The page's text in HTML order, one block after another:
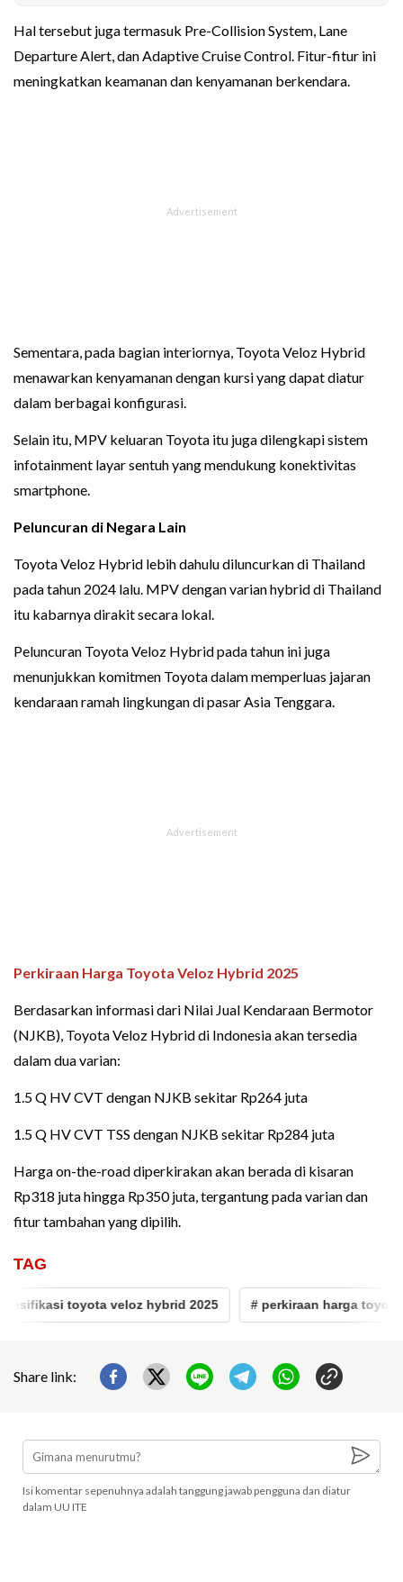
Hal tersebut juga termasuk Pre-Collision System, Lane
Departure Alert, dan Adaptive Cruise Control. Fitur-fitur ini
meningkatkan keamanan dan kenyamanan berkendara.
Sementara, pada bagian interiornya, Toyota Veloz Hybrid
menawarkan kenyamanan dengan kursi yang dapat diatur
dalam berbagai konfigurasi.
Selain itu, MPV keluaran Toyota itu juga dilengkapi sistem
infotainment layar sentuh yang mendukung konektivitas
smartphone.
Peluncuran di Negara Lain
Toyota Veloz Hybrid lebih dahulu diluncurkan di Thailand
pada tahun 2024 lalu. MPV dengan varian hybrid di Thailand
itu kabarnya dirakit secara lokal.
Peluncuran Toyota Veloz Hybrid pada tahun ini juga
menunjukkan komitmen Toyota dalam memperluas jajaran
kendaraan ramah lingkungan di pasar Asia Tenggara.
Perkiraan Harga Toyota Veloz Hybrid 2025
Berdasarkan informasi dari Nilai Jual Kendaraan Bermotor
(NJKB), Toyota Veloz Hybrid di Indonesia akan tersedia
dalam dua varian:
1.5 Q HV CVT dengan NJKB sekitar Rp264 juta
1.5 Q HV CVT TSS dengan NJKB sekitar Rp284 juta
Harga on-the-road diperkirakan akan berada di kisaran
Rp318 juta hingga Rp350 juta, tergantung pada varian dan
fitur tambahan yang dipilih.
TAG
toyota veloz hybrid 2025 # perkiraan harga toyota
Share link:
Isi komentar sepenuhnya adalah tanggung jawab pengguna dan diatur
dalam UU ITE